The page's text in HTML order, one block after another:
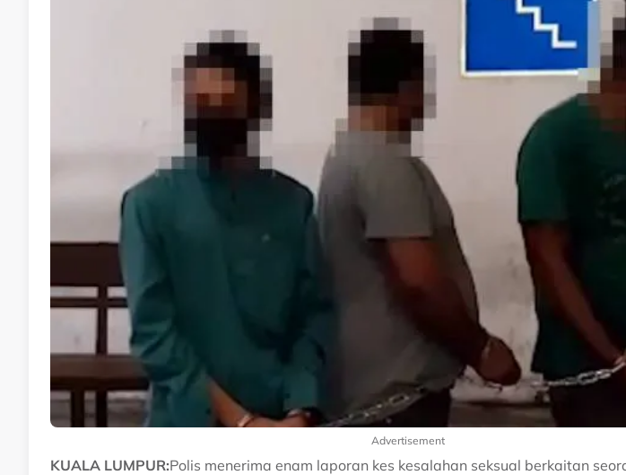
Advertisement
KUALA LUMPUR:Polis menerima enam laporan kes kesalahan seksual berkaitan